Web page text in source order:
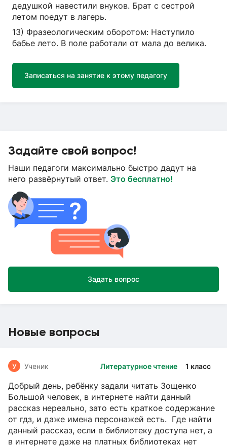
дедушкой навестили внуков. Брат с сестрой
летом поедут в лагерь.
13) Фразеологическим оборотом: Наступило
бабье лето. В поле работали от мала до велика.
Записаться на занятие к этому педагогу
Задайте свой вопрос!
Наши педагоги максимально быстро дадут на
него развёрнутый ответ. Это бесплатно!
Задать вопрос
Новые вопросы
Литературное чтение 1 класс
У Ученик
Добрый день, ребёнку задали читать Зощенко
Большой человек, в интернете найти данный
рассказ нереально, зато есть краткое содержание
от гдз, и даже имена персонажей есть. Где найти
данный рассказ, если в библиотеку доступа нет, а
в интернете даже на платных библиотеках нет